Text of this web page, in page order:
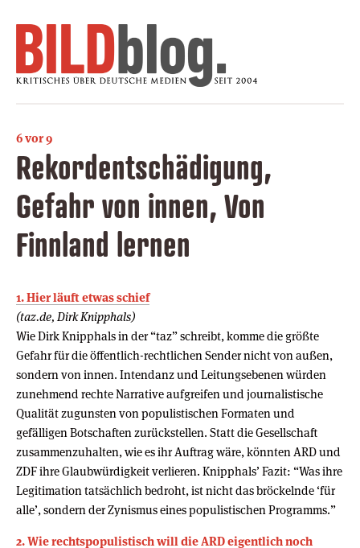
6 vor 9
Rekordentschädigung,
Gefahr von innen, Von
Finnland lernen
1. Hier läuft etwas schief
(taz.de, Dirk Knipphals)
Wie Dirk Knipphals in der “taz” schreibt, komme die größte
Gefahr für die öffentlich-rechtlichen Sender nicht von außen,
sondern von innen. Intendanz und Leitungsebenen würden
zunehmend rechte Narrative aufgreifen und journalistische
Qualität zugunsten von populistischen Formaten und
gefälligen Botschaften zurückstellen. Statt die Gesellschaft
zusammenzuhalten, wie es ihr Auftrag wäre, könnten ARD und
ZDF ihre Glaubwürdigkeit verlieren. Knipphals’ Fazit: “Was ihre
Legitimation tatsächlich bedroht, ist nicht das bröckelnde ‘für
alle’, sondern der Zynismus eines populistischen Programms.”
2. Wie rechtspopulistisch will die ARD eigentlich noch